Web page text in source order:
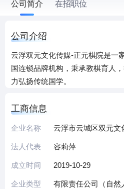
公司简介 在招职位
公司介绍
云浮双元文化传媒-正元棋院是一
国连锁品牌机构，秉承教棋育人
力弘扬传统国学。
工商信息
企业名称 云浮市云城区双元文
法人代表 容莉萍
成立时间 2019-10-29
企业类型 有限责任公司（自然